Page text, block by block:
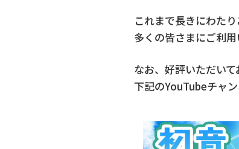
これまで長きにわた
多くの皆さまにご利
なお、好評いただい
下記のYouTubeチャ